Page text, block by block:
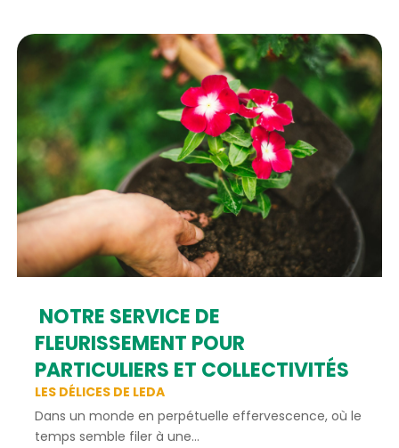
NOTRE SERVICE DE
FLEURISSEMENT POUR
PARTICULIERS ET COLLECTIVITÉS
LES DÉLICES DE LEDA
Dans un monde en perpétuelle effervescence, où le
temps semble filer à une...